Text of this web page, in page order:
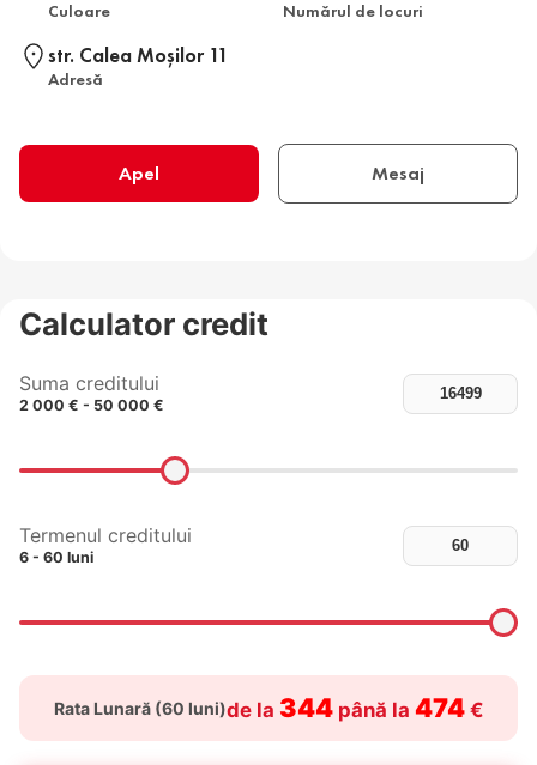
Culoare Numărul de locuri
str. Calea Moşilor 11
Adresă
Apel Mesaj
Calculator credit
Suma creditului
2 000 € - 50 000 €
Termenul creditului
6 - 60 luni
Rata Lunară (60 luni)de la 344până la 474€